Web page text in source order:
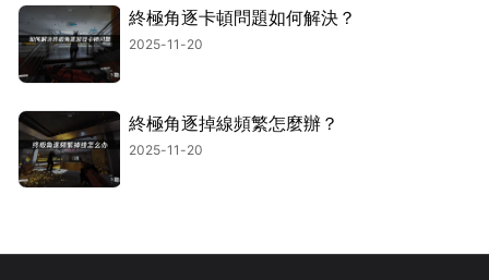
終極角逐卡頓問題如何解決？
2025-11-20
終極角逐掉線頻繁怎麼辦？
2025-11-20